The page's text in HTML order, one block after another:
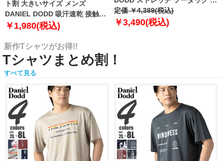
ト割 大きいサイズ メンズ
DANIEL DODD 吸汗速乾 接触涼
感 Vネック 半袖 クールアンダー
2101
￥1,980(税込)
ノ パンツ チノパン テーパード
azp-210102
定価 ￥4,389(税込)
￥3,490(税込)
新作Tシャツがお得!!
Tシャツまとめ割！
すべて見る